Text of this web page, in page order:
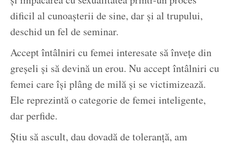
dificil al cunoașterii de sine, dar și al trupului,
deschid un fel de seminar.
Accept întâlniri cu femei interesate să învețe din
greșeli și să devină un erou. Nu accept întâlniri cu
femei care își plâng de milă și se victimizează.
Ele reprezintă o categorie de femei inteligente,
dar perfide.
Știu să ascult, dau dovadă de toleranță, am